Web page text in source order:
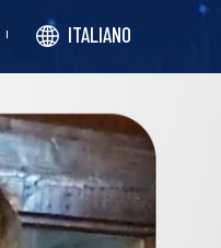
ITALIANO